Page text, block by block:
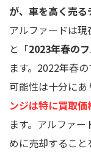
が、車を高く売る
アルファードは現
と「2023年春の
ます。2022年春
可能性は十分にあ
ンジは特に買取
ます。アルファ
めに売却すること